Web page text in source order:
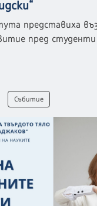
представиха
пред студенти
Събитие